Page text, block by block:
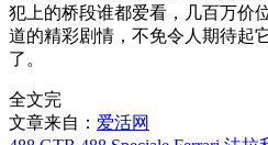
犯上的桥段谁都爱看，几百万价
道的精彩剧情，不免令人期待起
了。
全文完
文章来自： 爱活网